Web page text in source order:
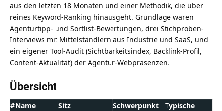
aus den letzten 18 Monaten und einer Methodik, die über
reines Keyword-Ranking hinausgeht. Grundlage waren
Agenturtipp- und Sortlist-Bewertungen, drei Stichproben-
Interviews mit Mittelständlern aus Industrie und SaaS, und
ein eigener Tool-Audit (Sichtbarkeitsindex, Backlink-Profil,
Content-Aktualität) der Agentur-Webpräsenzen.
Übersicht
#Name Sitz Schwerpunkt
Typische